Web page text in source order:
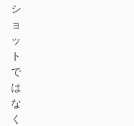
シ
ョ
ッ
ト
で
は
な
く